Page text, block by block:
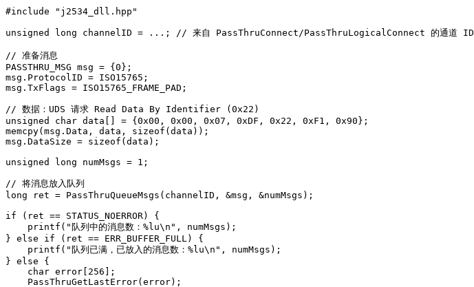
#include "j2534_dll.hpp"
unsigned long channelID = ...; // 来自 PassThruConnect/PassThruLogicalConnect 的通道 ID
// 准备消息
PASSTHRU_MSG msg = {0};
msg.ProtocolID = ISO15765;
msg.TxFlags = ISO15765_FRAME_PAD;
// 数据：UDS 请求 Read Data By Identifier (0x22)
unsigned char data[] = {0x00, 0x00, 0x07, 0xDF, 0x22, 0xF1, 0x90};
memcpy(msg.Data, data, sizeof(data));
msg.DataSize = sizeof(data);
unsigned long numMsgs = 1;
// 将消息放入队列
long ret = PassThruQueueMsgs(channelID, &msg, &numMsgs);
if (ret == STATUS_NOERROR) {
    printf("队列中的消息数：%lu\n", numMsgs);
} else if (ret == ERR_BUFFER_FULL) {
    printf("队列已满，已放入的消息数：%lu\n", numMsgs);
} else {
    char error[256];
    PassThruGetLastError(error);